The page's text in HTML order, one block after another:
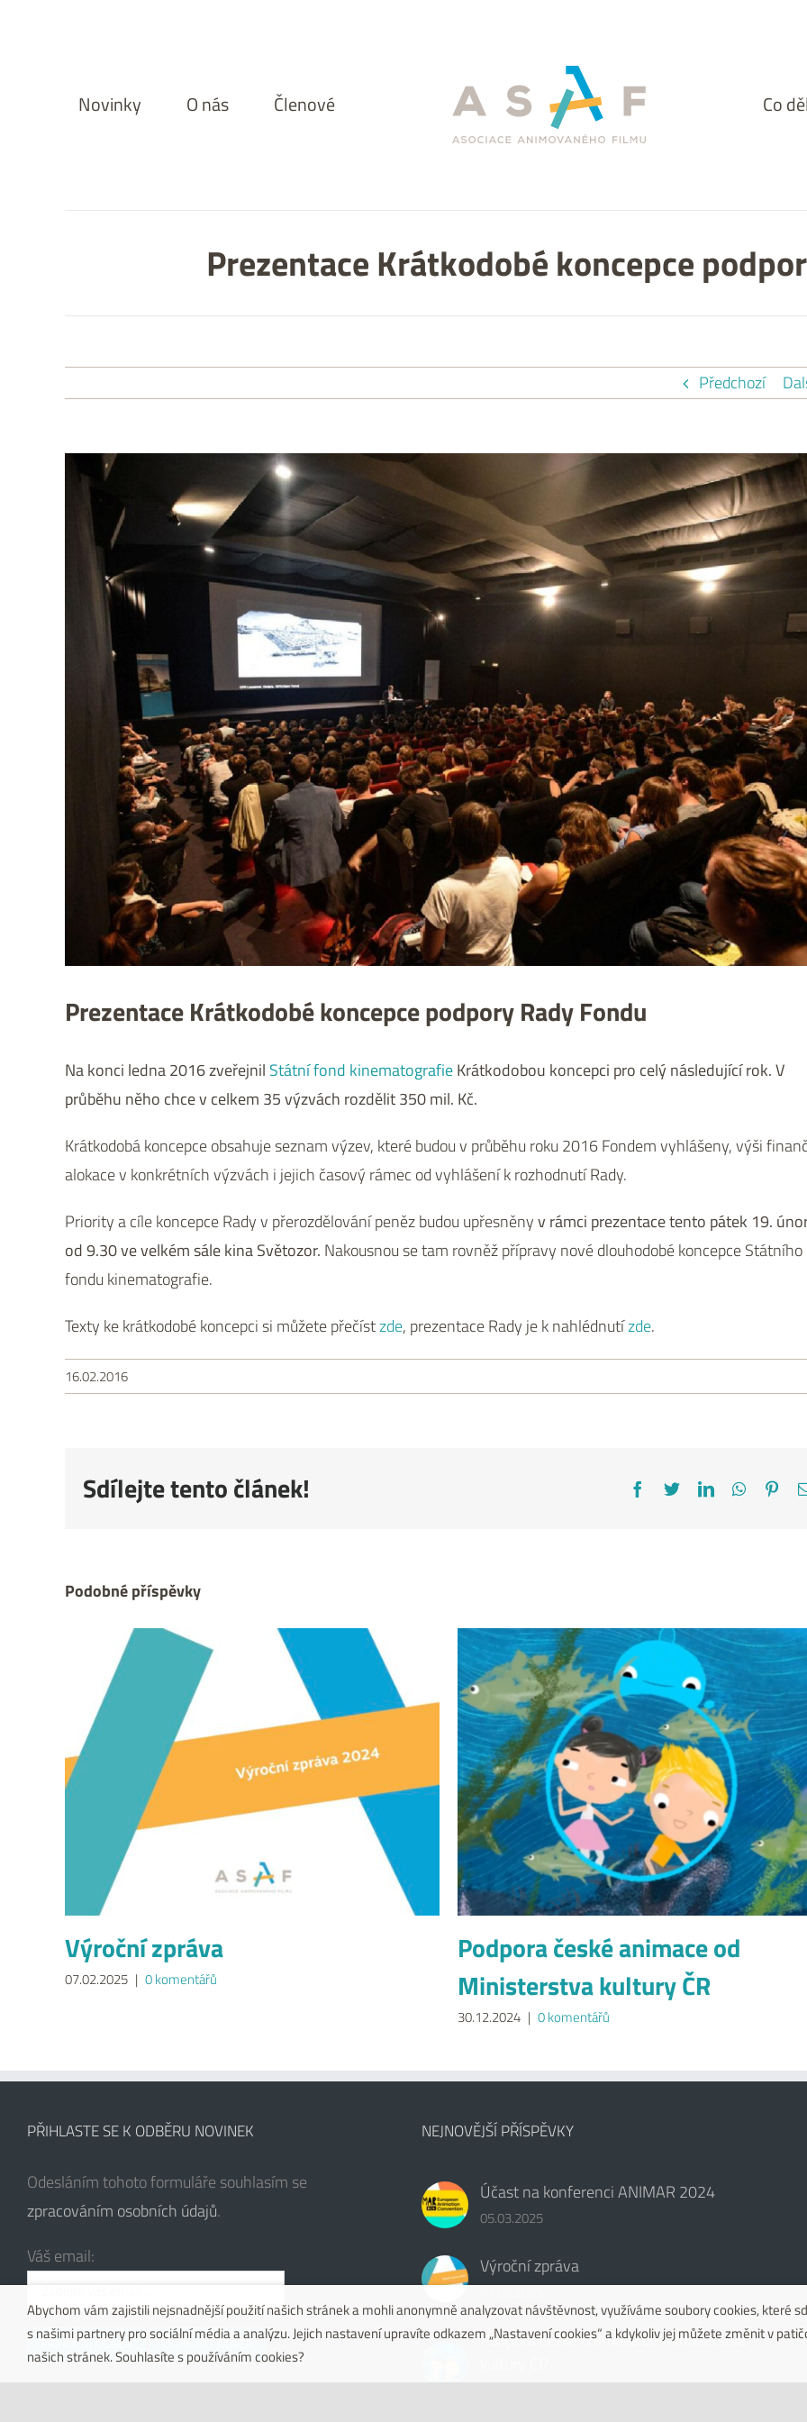
Novinky O nás Členové Co
Prezentace Krátkodobé koncepce
Předchozí
Zobrazit
obrázek
Prezentace Krátkodobé koncepce podpory Rady Fondu
Na konci ledna 2016 zveřejnil Státní fond kinematografieKrátkodobou koncepci pro celý následující rok. V
průběhu něho chce v celkem 35 výzvách rozdělit 350 mil. Kč.
Krátkodobá koncepce obsahuje seznam výzev, které budou v průběhu roku 2016 Fondem vyhlášeny, výši
alokace v konkrétních výzvách i jejich časový rámec od vyhlášení k rozhodnutí Rady.
Priority a cíle koncepce Rady v přerozdělování peněz budou upřesněnyv rámci prezentace tento pátek 19.
od 9.30 ve velkém sále kina Světozor. Nakousnou se tam rovněž přípravy nové dlouhodobé koncepce Státního
fondu kinematografie.
Texty ke krátkodobé koncepci si můžete přečístzde, prezentace Rady je k nahlédnutízde.
16.02.2016
Sdílejte tento článek! Facebook
TwitterLinkedIn
Podobné příspěvky
Výroční zpráva
07.02.2025 | 0 komentářů
Podpora české animace od
Ministerstva kultury ČR
30.12.2024 | 0 komentářů
PŘIHLASTE SE K ODBĚRU NOVINEK
Odesláním tohoto formuláře souhlasím se
zpracováním osobních údajů.
Váš email:
NEJNOVĚJŠÍ PŘÍSPĚVKY
Účast na konferenci ANIMAR 2024
05.03.2025
Výroční zpráva
07.02.2025
Podpora české animace od Ministerstva
Abychom vám zajistili nejsnadnější použití našich stránek a mohli anonymně analyzovat návštěvnost, využíváme soubory cookies, které
s našimi partnery pro sociální média a analýzu. Jejich nastavení upravíte odkazem „Nastavení cookies“ a kdykoliv jej můžete změnit v
našich stránek. Souhlasíte s používáním cookies?